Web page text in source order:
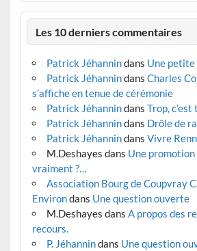
Les 10 derniers commentaires
Patrick Jéhannindans Une petite
Patrick Jéhannindans Charles
s’affiche en tenue de cérémonie
Patrick Jéhannindans Trop, c’est
Patrick Jéhannindans Drôle de
Patrick Jéhannindans Vivre
M.Deshayes dans Une
vraiment ?…
Association Bourg de Coupvray
Environdans Une question ouverte
M.Deshayes dans A propos des
recours.
P. Jéhannindans Une question